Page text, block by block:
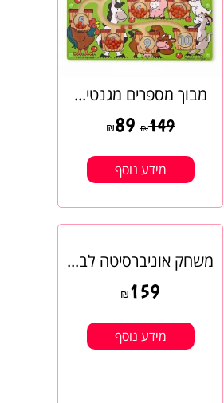
מבוך מספרים מגנטי...
₪149
₪89
מידע נוסף
משחק אוניברסיטה לב...
₪ 159
מידע נוסף